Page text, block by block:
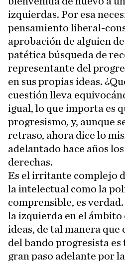
izquierdas. Por esa
pensamiento liberal-
aprobación de alguien
patética búsqueda de
representante del
en sus propias ideas.
cuestión lleva
igual, lo que importa es
progresismo, y, aunque
retraso, ahora dice lo
adelantado hace años
derechas.
Es el irritante complejo
la intelectual como la
comprensible, es
la izquierda en el ámbito
ideas, de tal manera
del bando progresista es
gran paso adelante por